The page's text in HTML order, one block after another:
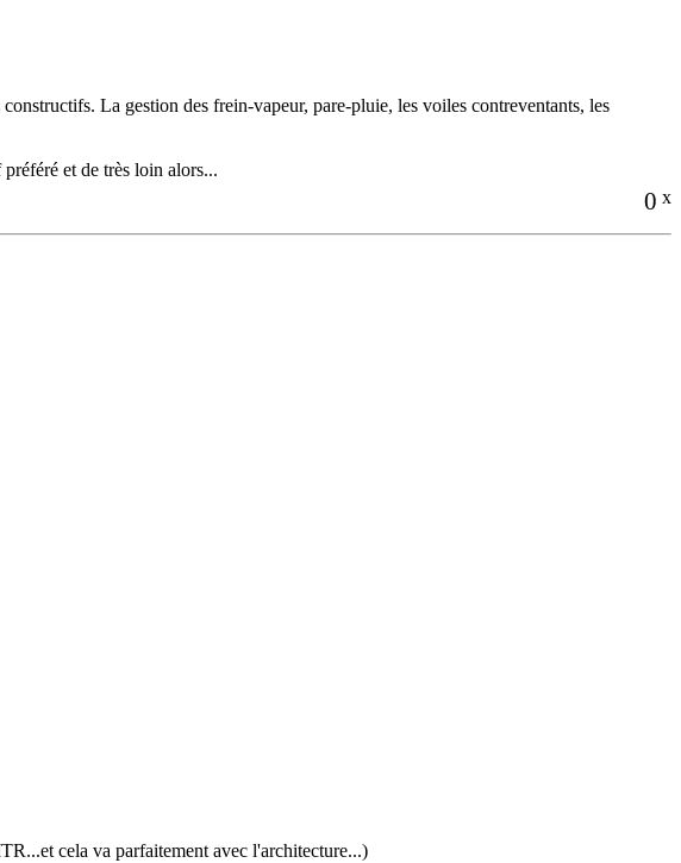
La gestion des frein-vapeur, pare-pluie, les voiles contreventants, les
et de très loin alors...
0 x
cela va parfaitement avec l'architecture...)